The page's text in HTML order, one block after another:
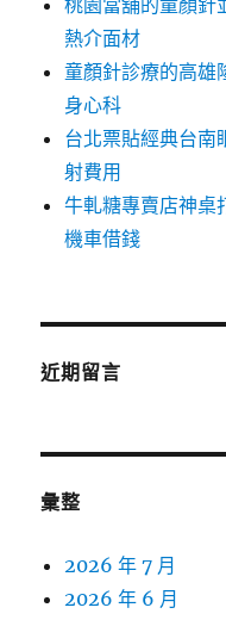
桃園當舖的童顏針
熱介面材
童顏針診療的高雄
身心科
台北票貼經典台南
射費用
牛軋糖專賣店神桌
機車借錢
近期留言
彙整
2026 年 7 月
2026 年 6 月